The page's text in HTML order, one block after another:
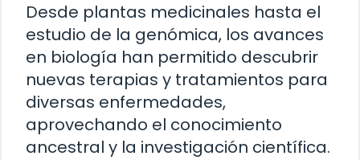
Desde plantas medicinales hasta el
estudio de la genómica, los avances
en biología han permitido descubrir
nuevas terapias y tratamientos para
diversas enfermedades,
aprovechando el conocimiento
ancestral y la investigación científica.